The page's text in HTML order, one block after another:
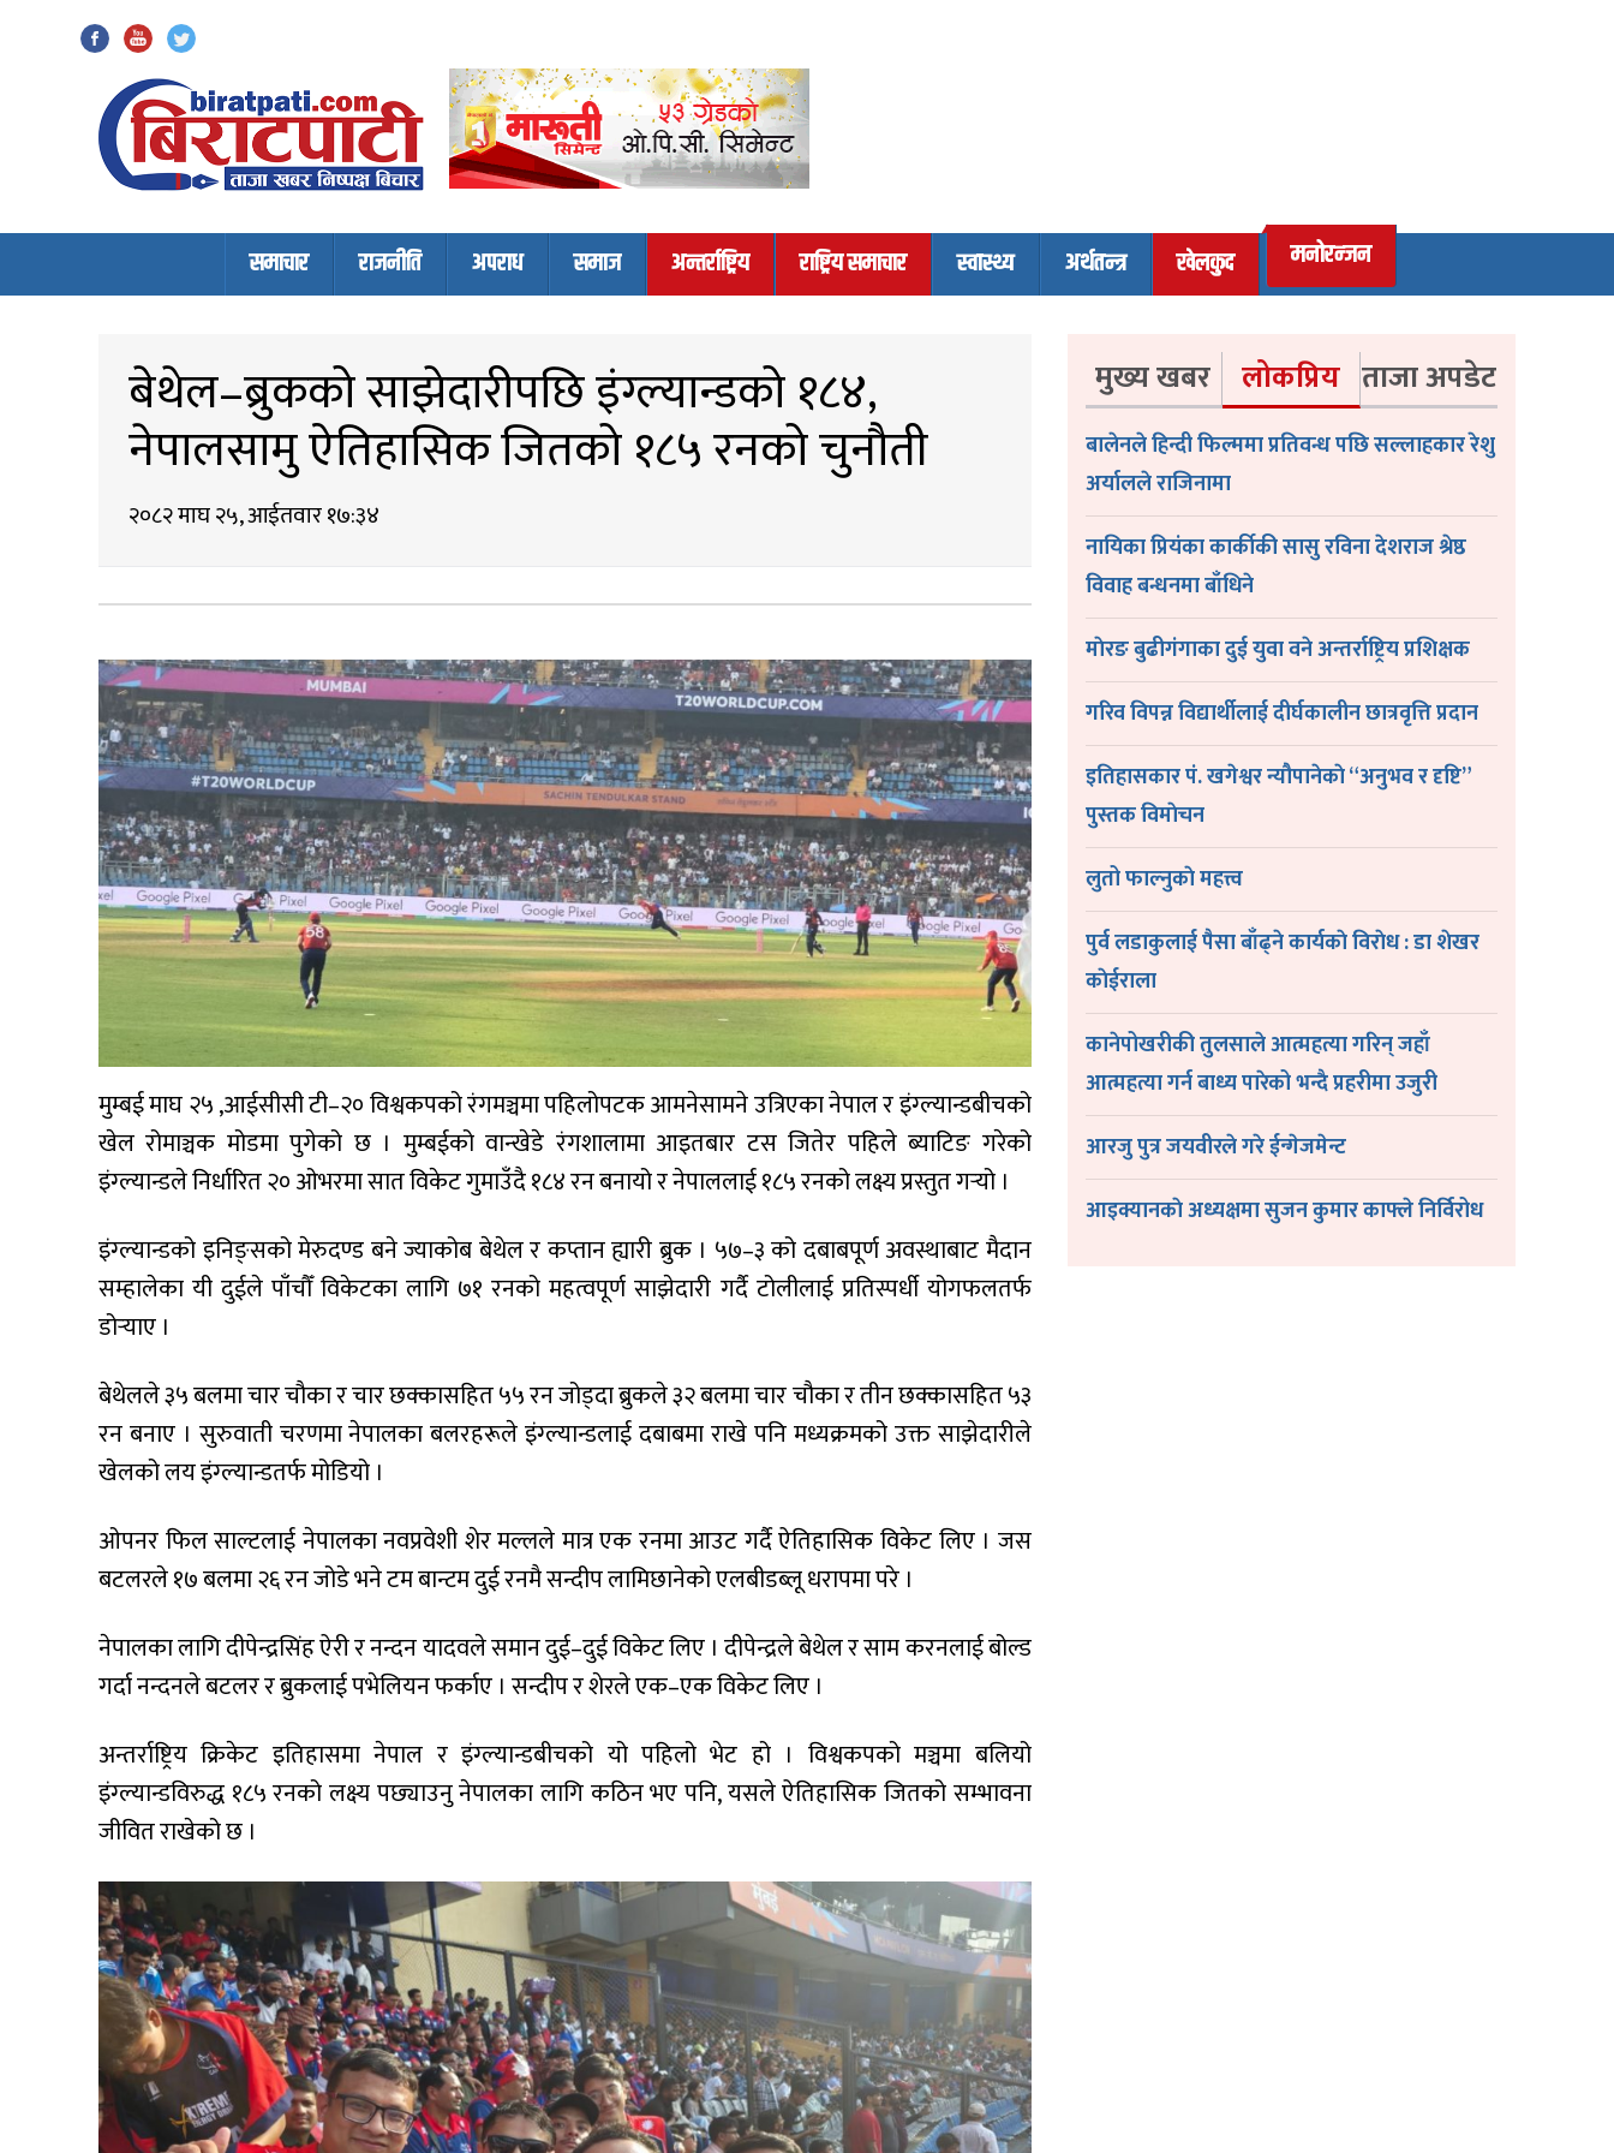
समाचार
राजनीति अपराध समाज अन्तर्राष्ट्रिय राष्ट्रिय समाचार स्वास्थ्य अर्थतन्त्र खेलकुद मनोरन्जन
बेथेल–ब्रुकको साझेदारीपछि इंग्ल्यान्डको १८४,
नेपालसामु ऐतिहासिक जितको १८५ रनको चुनौती
२०८२ माघ २५, आईतवार १७:३४
मुम्बई माघ २५ ,आईसीसी टी–२० विश्वकपको रंगमञ्चमा पहिलोपटक आमनेसामने उत्रिएका नेपाल र इंग्ल्यान्डबीचको
खेल रोमाञ्चक मोडमा पुगेको छ । मुम्बईको वान्खेडे रंगशालामा आइतबार टस जितेर पहिले ब्याटिङ गरेको
इंग्ल्यान्डले निर्धारित २० ओभरमा सात विकेट गुमाउँदै १८४ रन बनायो र नेपाललाई १८५ रनको लक्ष्य प्रस्तुत गर्‍यो ।
इंग्ल्यान्डको इनिङ्सको मेरुदण्ड बने ज्याकोब बेथेल र कप्तान ह्यारी ब्रुक । ५७–३ को दबाबपूर्ण अवस्थाबाट मैदान
सम्हालेका यी दुईले पाँचौँ विकेटका लागि ७१ रनको महत्वपूर्ण साझेदारी गर्दै टोलीलाई प्रतिस्पर्धी योगफलतर्फ
डोर्‍याए ।
बेथेलले ३५ बलमा चार चौका र चार छक्कासहित ५५ रन जोड्दा ब्रुकले ३२ बलमा चार चौका र तीन छक्कासहित ५३
रन बनाए । सुरुवाती चरणमा नेपालका बलरहरूले इंग्ल्यान्डलाई दबाबमा राखे पनि मध्यक्रमको उक्त साझेदारीले
खेलको लय इंग्ल्यान्डतर्फ मोडियो ।
ओपनर फिल साल्टलाई नेपालका नवप्रवेशी शेर मल्लले मात्र एक रनमा आउट गर्दै ऐतिहासिक विकेट लिए । जस
बटलरले १७ बलमा २६ रन जोडे भने टम बान्टम दुई रनमै सन्दीप लामिछानेको एलबीडब्लू धरापमा परे ।
नेपालका लागि दीपेन्द्रसिंह ऐरी र नन्दन यादवले समान दुई–दुई विकेट लिए । दीपेन्द्रले बेथेल र साम करनलाई बोल्ड
गर्दा नन्दनले बटलर र ब्रुकलाई पभेलियन फर्काए । सन्दीप र शेरले एक–एक विकेट लिए ।
अन्तर्राष्ट्रिय क्रिकेट इतिहासमा नेपाल र इंग्ल्यान्डबीचको यो पहिलो भेट हो । विश्वकपको मञ्चमा बलियो
इंग्ल्यान्डविरुद्ध १८५ रनको लक्ष्य पछ्याउनु नेपालका लागि कठिन भए पनि, यसले ऐतिहासिक जितको सम्भावना
जीवित राखेको छ ।
मुख्य खबर लोकप्रिय ताजा अपडेट
बालेनले हिन्दी फिल्ममा प्रतिवन्ध पछि सल्लाहकार रेशु
अर्यालले राजिनामा
नायिका प्रियंका कार्कीकी सासु रविना देशराज श्रेष्ठ
विवाह बन्धनमा बाँधिने
माेरङ बुढीगंगाका दुई युवा वने अन्तर्राष्ट्रिय प्रशिक्षक
गरिव विपन्न विद्यार्थीलाई दीर्घकालीन छात्रवृत्ति प्रदान
इतिहासकार पं. खगेश्वर न्यौपानेकाे “अनुभव र दृष्टि”
पुस्तक विमाेचन
लुतो फाल्नुकाे महत्त्व
पुर्व लडाकुलाई पैसा बाँढ्ने कार्यकाे विराेध : डा शेखर
काेईराला
कानेपोखरीकी तुलसाले आत्महत्या गरिन् जहाँ
आत्महत्या गर्न बाध्य पारेको भन्दै प्रहरीमा उजुरी
आरजु पुत्र जयवीरले गरे ईन्गेजमेन्ट
आइक्यानकाे अध्यक्षमा सुजन कुमार काफ्ले निर्विरोध